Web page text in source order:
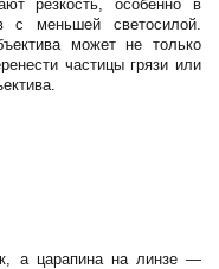
резкость, особенно в
с меньшей светосилой.
может не только
частицы грязи или
а царапина на линзе —